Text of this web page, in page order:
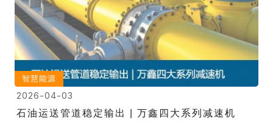
智慧能源
2026-04-03
石油运送管道稳定输出 | 万鑫四大系列减速机